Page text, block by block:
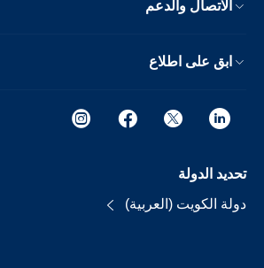
الاتصال والدعم
ابق على اطلاع
تحديد الدولة
دولة الكويت (العربية)